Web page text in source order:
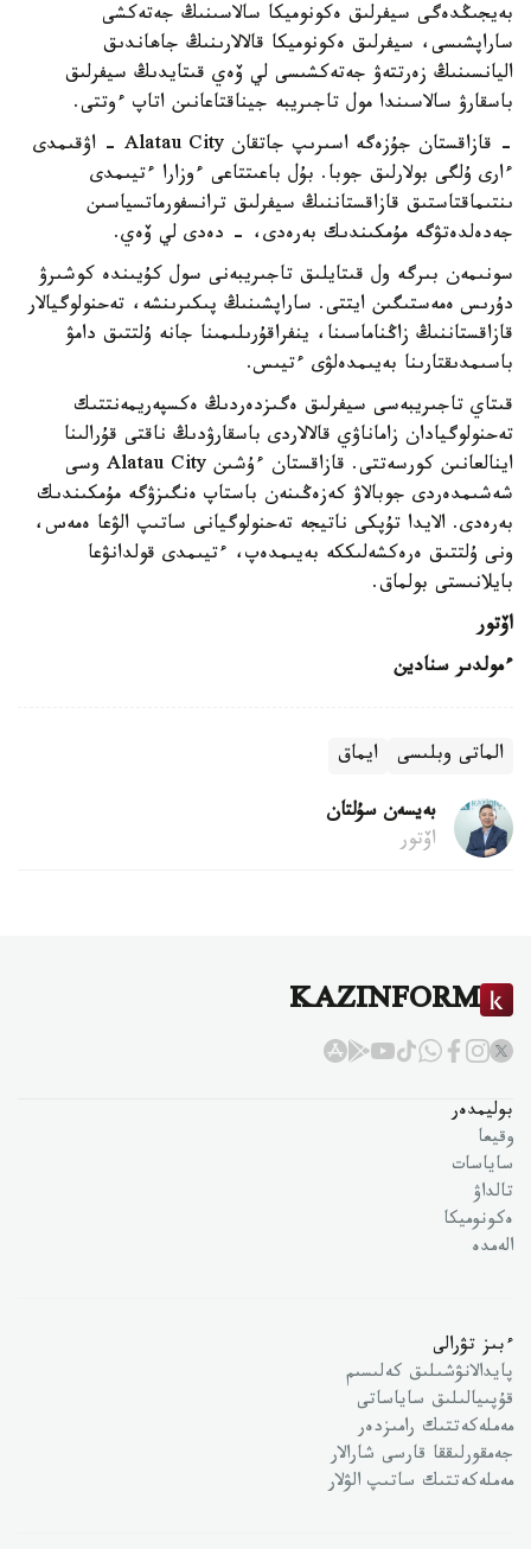
بەيجىڭدەگى سيفرلىق ەكونوميكا سالاسىنىڭ جەتەكشى
ساراپشىسى، سيفرلىق ەكونوميكا قالالارىنىڭ جاھاندىق
اليانسىنىڭ زەرتتەۋ جەتەكشىسى لي ۆەي قىتايدىڭ سيفرلىق
باسقارۋ سالاسىندا مول تاجىريبە جيناقتاعانىن اتاپ ءوتتى.
- قازاقستان جۇزەگە اسىرىپ جاتقان Alatau City - اۋقىمدى
ءارى ۇلگى بولارلىق جوبا. بۇل باعىتتاعى ءوزارا ءتيىمدى
ىنتىماقتاستىق قازاقستاننىڭ سيفرلىق ترانسفورماتسياسىن
جەدەلدەتۋگە مۇمكىندىك بەرەدى، - دەدى لي ۆەي.
سونىمەن بىرگە ول قىتايلىق تاجىريبەنى سول كۇيىندە كوشىرۋ
دۇرىس ەمەستىگىن ايتتى. ساراپشىنىڭ پىكىرىنشە، تەحنولوگيالار
قازاقستاننىڭ زاڭناماسىنا، ينفراقۇرىلىمىنا جانە ۇلتتىق دامۋ
باسىمدىقتارىنا بەيىمدەلۋى ءتيىس.
قىتاي تاجىريبەسى سيفرلىق ەگىزدەردىڭ ەكسپەريمەنتتىك
تەحنولوگيادان زاماناۋي قالالاردى باسقارۋدىڭ ناقتى قۇرالىنا
اينالعانىن كورسەتتى. قازاقستان ءۇشىن Alatau City وسى
شەشىمدەردى جوبالاۋ كەزەڭىنەن باستاپ ەنگىزۋگە مۇمكىندىك
بەرەدى. الايدا تۇپكى ناتيجە تەحنولوگيانى ساتىپ الۋعا ەمەس،
ونى ۇلتتىق ەرەكشەلىككە بەيىمدەپ، ءتيىمدى قولدانۋعا
بايلانىستى بولماق.
اۆتور
ءمولدىر سنادين
الماتى وبلىسى ايماق
بەيسەن سۇلتان
اۆتور
KAZINFORM
بوليمدەر
وقيعا
ساياسات
تالداۋ
ەكونوميكا
الەمدە
ءبىز تۋرالى
پايدالانۋشىلىق كەلىسىم
قۇپىيالىلىق ساياساتى
مەملەكەتتىك رامىزدەر
جەمقورلىققا قارسى شارالار
مەملەكەتتىك ساتىپ الۋلار